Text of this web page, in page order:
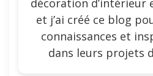
et j’ai créé ce blog
connaissances et
dans leurs projets